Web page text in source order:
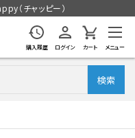
（チャッピー）
購入履歴 ログイン カート メニュー
検索